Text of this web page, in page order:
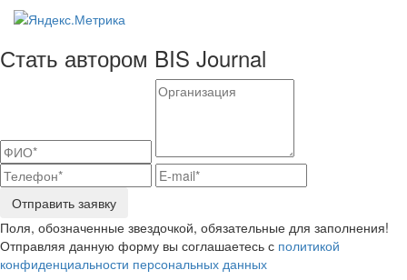
Стать автором BIS Journal
Отправить заявку
Поля, обозначенные звездочкой, обязательные для заполнения!
Отправляя данную форму вы соглашаетесь с политикой
конфиденциальности персональных данных